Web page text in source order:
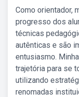
Como orientador,
progresso dos
técnicas
autênticas e são
entusiasmo.
trajetória para se
utilizando
renomadas